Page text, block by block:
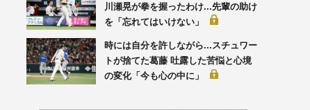
川瀬晃が拳を握ったわけ...先輩の助け
を「忘れてはいけない」
時には自分を許しながら...スチュワー
トが捨てた葛藤 吐露した苦悩と心境
の変化「今も心の中に」